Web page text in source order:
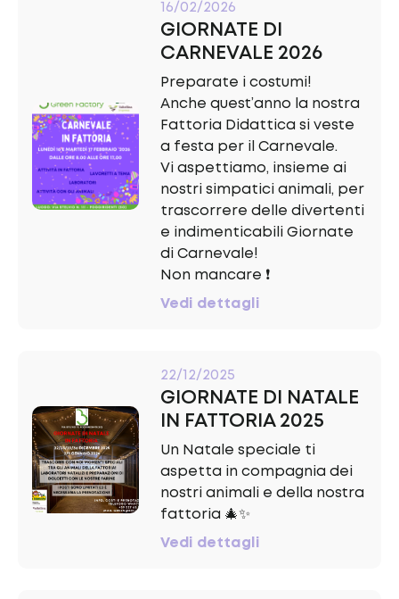
16/02/2026
GIORNATE DI
CARNEVALE 2026
Preparate i costumi!
Anche quest’anno la nostra
Fattoria Didattica si veste
a festa per il Carnevale.
Vi aspettiamo, insieme ai
nostri simpatici animali, per
trascorrere delle divertenti
e indimenticabili Giornate
di Carnevale!
Non mancare ❗️
Vedi dettagli
22/12/2025
GIORNATE DI NATALE
IN FATTORIA 2025
Un Natale speciale ti
aspetta in compagnia dei
nostri animali e della nostra
fattoria 🎄✨
Vedi dettagli